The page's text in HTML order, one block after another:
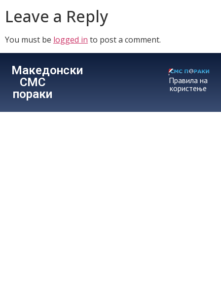
Leave a Reply
You must be logged in to post a comment.
Македонски
СМС
пораки
Правила на
користење